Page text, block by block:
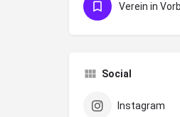
Verein in
Social
Instagram